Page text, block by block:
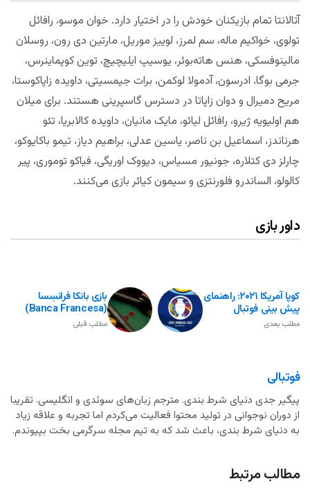
آتالانتا تمام بازیکنان خودش را در اختیار دارد. خوان موسو، رافائل
تولوی، خواکیم ماله، سم لمرز، لوییز موریل، مارتین دی رون، روسلان
مالینوفسکی، هنس هاته‌بوئر، یوسیپ ایلیچیچ، توین کوپماینرس،
جرمی بوگا، ادرسون، آدمولا لوکمن، برات جیمسیتی، داویده زاپاکوستا،
مریح دمیرال و دوان زاپاتا در دسترس گاسپرینی هستند. برای میلان
هم اولیویه ژیرو، رافائل لیائو، مایک مانیان، داویده کالابریا، تئو
هرناندز، اسماعیل بن ناصر، یاسین عدلی، براهیم دیاز، تیمو باکایوکو،
چارلز دی کتلاره، جونیور مسیاس، دیووک اوریگی، فیاکو توموری، پیر
کالولو، الساندرو فلورنتزی و سیمون کیائر بازی می‌کنند.
داور بازی
بازی بانکا فرانسِسا
(Banca Francesa)
مطلب قبلی
کوپا آمریکا ۲۰۲۱: راهنمای
پیش بینی فوتبال
مطلب بعدی
فوتبالی
پیگیر جدی دنیای شرط بندی. مترجم زبان‌های سوئدی و انگلیسی. تقریبا
از دوران نوجوانی در تولید محتوا فعالیت می‌کردم اما تجربه و علاقه زیاد
به دنیای شرط بندی، باعث شد که به تیم مجله سرگرمی بخت بپیوندم.
مطالب مرتبط